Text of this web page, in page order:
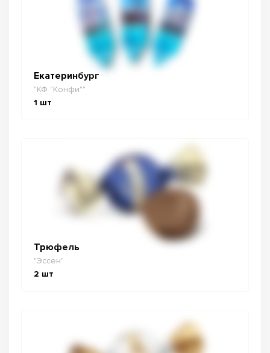
Екатеринбург
"КФ "Конфи""
1 шт
Трюфель
"Эссен"
2 шт